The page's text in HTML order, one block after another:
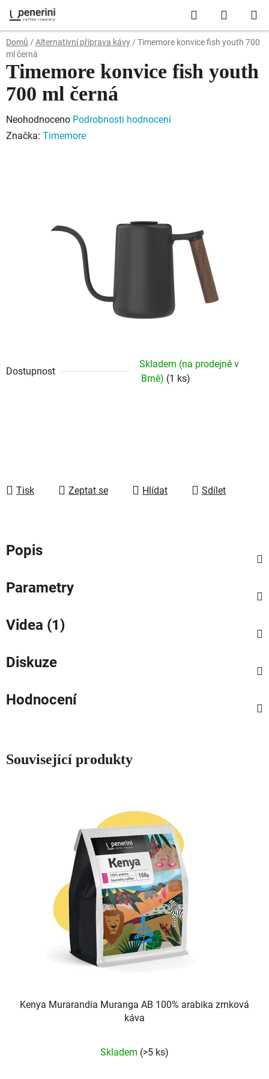
na
obsah
Hledat
KOŠÍK
Domů / Alternativní příprava kávy / Timemore konvice fish youth 700
ml černá
Dostupnost
Skladem (na prodejně v
Brně) (1 ks)
Tisk Zeptat se Hlídat Sdílet
Timemore konvice fish youth
700 ml černá
Průměrné
hodnocení
Neohodnoceno Podrobnosti hodnocení
Značka: Timemore
Popis
Parametry
Videa (1)
Diskuze
Hodnocení
Související produkty
Kenya Murarandia Muranga AB 100% arabika zrnková
káva
hodnocení
Skladem (>5 ks)